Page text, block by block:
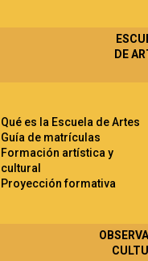
DE
Qué es la Escuela de Artes
Guía de matrículas
Formación artística y
cultural
Proyección formativa